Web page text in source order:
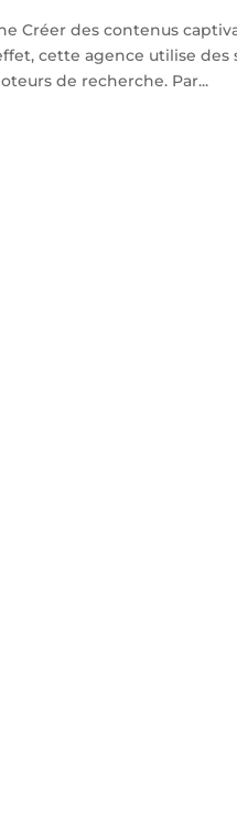
Créer des contenus
cette agence utilise des
de recherche. Par...